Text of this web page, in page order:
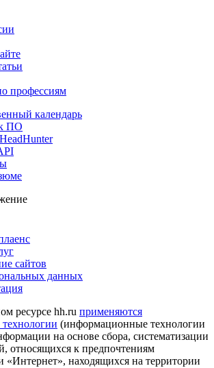
профессиям
календарь
ПО
сайтов
данных
ресурсе hh.ru применяются
(информационные технологии
на основе сбора, систематизации
относящихся к предпочтениям
«Интернет», находящихся на территории